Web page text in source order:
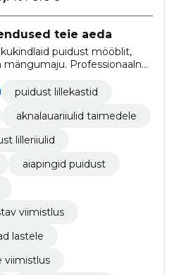
teie aeda
puidust mööblit,
mängumaju. Professionaalne
ja esteetika aastateks.
puidust lillekastid
aknalauariiulid taimedele
lilleriiulid
aiapingid puidust
viimistlus
lastele
viimistlus